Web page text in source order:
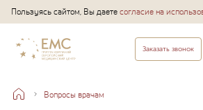
Пользуясь сайтом, Вы даетесогласие на
Заказать звонок
Вопросы врачам